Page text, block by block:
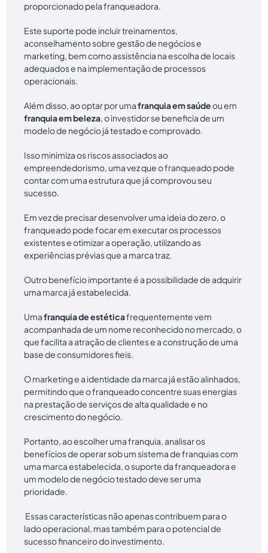
proporcionado pela franqueadora.
Este suporte pode incluir treinamentos,
aconselhamento sobre gestão de negócios e
marketing, bem como assistência na escolha de locais
adequados e na implementação de processos
operacionais.
Além disso, ao optar por umafranquia em saúdeou em
franquia em beleza, o investidor se beneficia de um
modelo de negócio já testado e comprovado.
Isso minimiza os riscos associados ao
empreendedorismo, uma vez que o franqueado pode
contar com uma estrutura que já comprovou seu
sucesso.
Em vez de precisar desenvolver uma ideia do zero, o
franqueado pode focar em executar os processos
existentes e otimizar a operação, utilizando as
experiências prévias que a marca traz.
Outro benefício importante é a possibilidade de adquirir
uma marca já estabelecida.
Umafranquia de estéticafrequentemente vem
acompanhada de um nome reconhecido no mercado, o
que facilita a atração de clientes e a construção de uma
base de consumidores fieis.
O marketing e a identidade da marca já estão alinhados,
permitindo que o franqueado concentre suas energias
na prestação de serviços de alta qualidade e no
crescimento do negócio.
Portanto, ao escolher uma franquia, analisar os
benefícios de operar sob um sistema de franquias com
uma marca estabelecida, o suporte da franqueadora e
um modelo de negócio testado deve ser uma
prioridade.
Essas características não apenas contribuem para o
lado operacional, mas também para o potencial de
sucesso financeiro do investimento.